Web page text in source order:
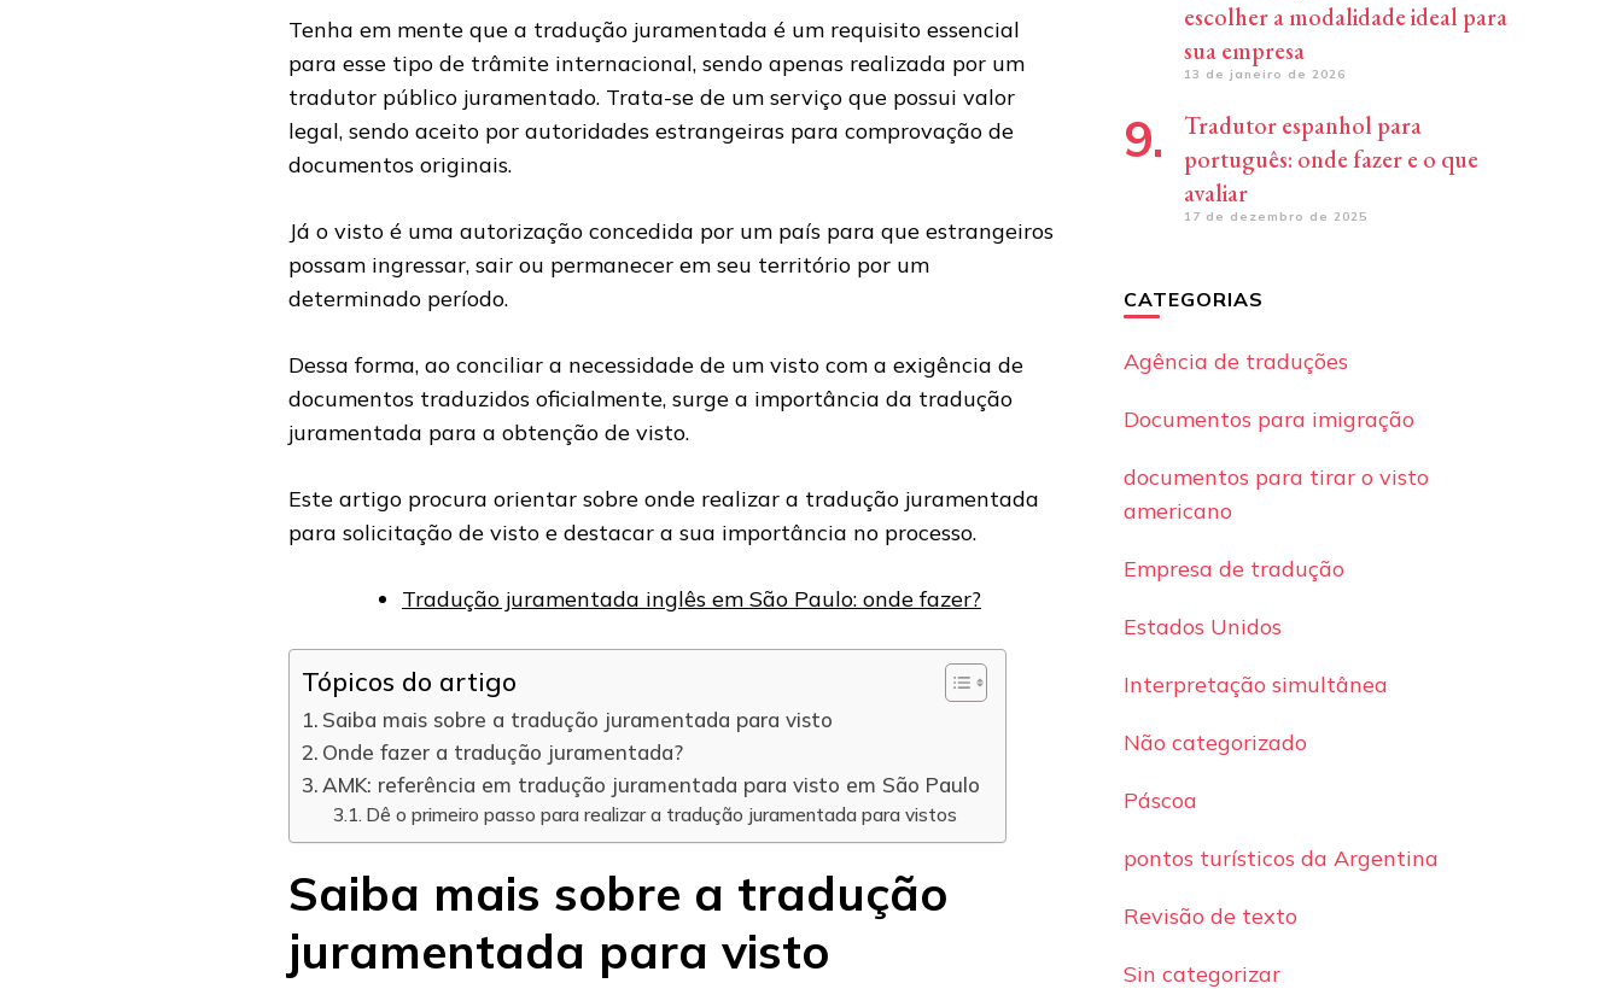
Tenha em mente que a tradução juramentada é um requisito essencial
para esse tipo de trâmite internacional, sendo apenas realizada por um
tradutor público juramentado. Trata-se de um serviço que possui valor
legal, sendo aceito por autoridades estrangeiras para comprovação de
documentos originais.
Já o visto é uma autorização concedida por um país para que estrangeiros
possam ingressar, sair ou permanecer em seu território por um
determinado período.
Dessa forma, ao conciliar a necessidade de um visto com a exigência de
documentos traduzidos oficialmente, surge a importância da tradução
juramentada para a obtenção de visto.
Este artigo procura orientar sobre onde realizar a tradução juramentada
para solicitação de visto e destacar a sua importância no processo.
Tradução juramentada inglês em São Paulo: onde fazer?
Tópicos do artigo
Saiba mais sobre a tradução juramentada para visto
Onde fazer a tradução juramentada?
AMK: referência em tradução juramentada para visto em São Paulo
Dê o primeiro passo para realizar a tradução juramentada para vistos
Saiba mais sobre a tradução
juramentada para visto
escolher a modalidade ideal para
sua empresa
13 de janeiro de 2026
Tradutor espanhol para
português: onde fazer e o que
avaliar
17 de dezembro de 2025
CATEGORIAS
Agência de traduções
Documentos para imigração
documentos para tirar o visto
americano
Empresa de tradução
Estados Unidos
Interpretação simultânea
Não categorizado
Páscoa
pontos turísticos da Argentina
Revisão de texto
Sin categorizar